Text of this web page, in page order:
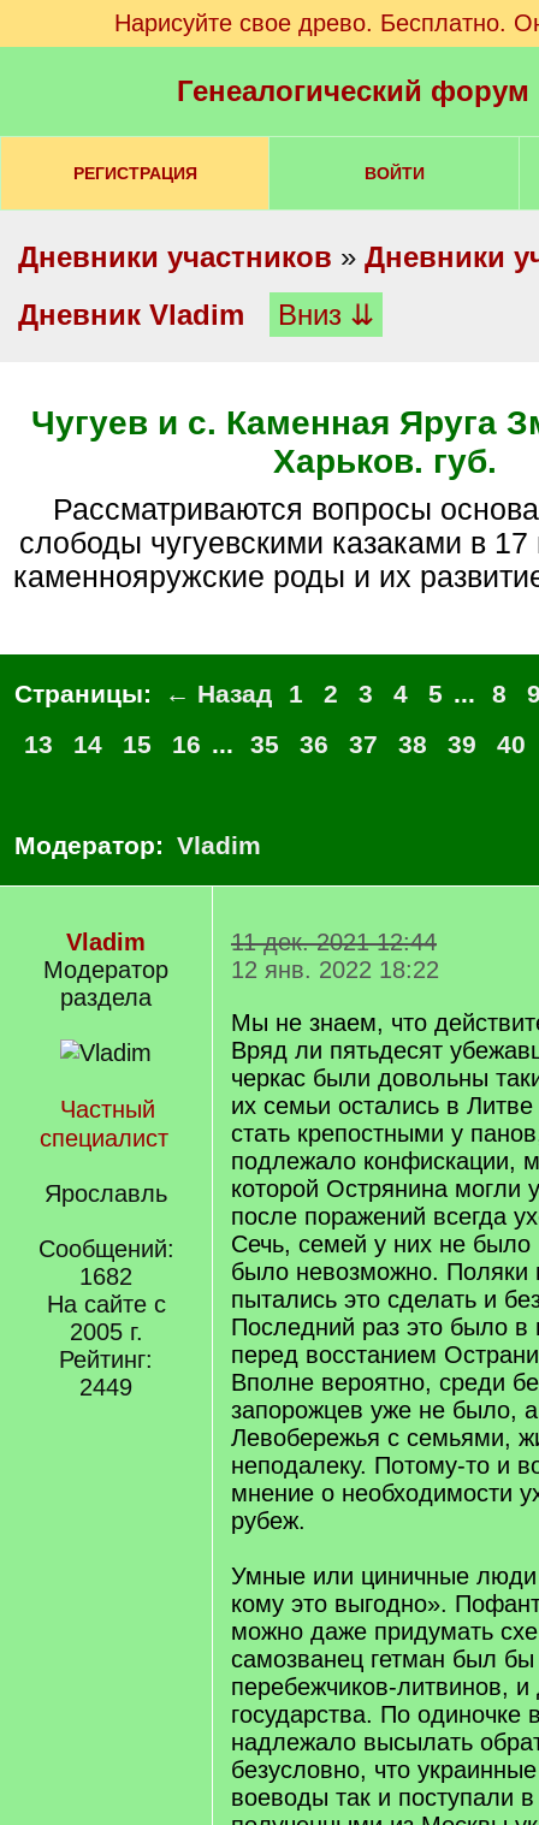
Нарисуйте свое древо. Бесплатно.
Генеалогический
РЕГИСТРАЦИЯ ВОЙТИ
Дневники участников » Дневники
Дневник Vladim
Вниз ⇊
Чугуев и с. Каменная Яруга
Харьков. губ.
Рассматриваются вопросы основания города и
слободы чугуевскими казаками в
каменнояружские роды и их
Страницы: ← Назад 1 2 3 4 5 ... 8
13
14 15 16 ... 35 36 37 38 39 40
Модератор: Vladim
Vladim
Модератор
раздела
Частный
специалист
Ярославль
Сообщений:
1682
На сайте с
2005 г.
Рейтинг:
2449
11 дек. 2021 12:44
12 янв. 2022 18:22
Мы не знаем, что
Вряд ли пятьдесят
черкас были довольны
их семьи остались в
стать крепостными у
подлежало конфискации,
которой Острянина могли
после поражений всегда
Сечь, семей у них не было
было невозможно. Поляки
пытались это сделать и
Последний раз это было в
перед восстанием
Вполне вероятно, среди
запорожцев уже не было,
Левобережья с семьями,
неподалеку. Потому-то и
мнение о необходимости
рубеж.
Умные или циничные
кому это выгодно».
можно даже придумать
самозванец гетман был
перебежчиков-литвинов, и
государства. По одиночке
надлежало высылать
безусловно, что
воеводы так и поступали в